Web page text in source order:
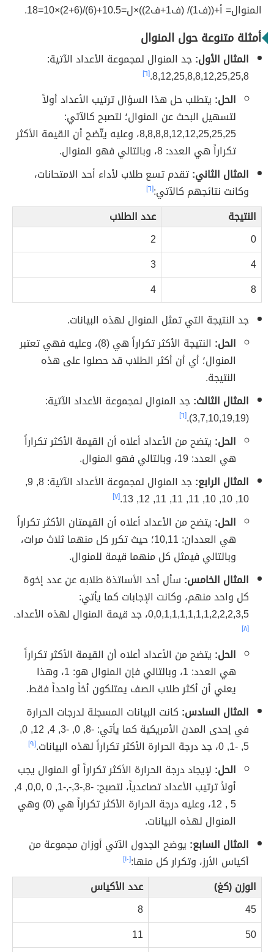
المنوال= أ+((ف1)/ (ف1+ف2))×ل=10.5+(6)/(6+2)×10=18.
أمثلة متنوعة حول المنوال
المثال الأول:جد المنوال لمجموعة الأعداد الآتية:
8,12,25,8,8,12,25,25,8.[٦]
الحل: يتطلب حل هذا السؤال ترتيب الأعداد أولاً
لتسهيل البحث عن المنوال؛ لتصبح كالآتي:
8,8,8,8,12,12,25,25,25، وعليه يتّضح أن القيمة الأكثر
تكراراً هي العدد: 8، وبالتالي فهو المنوال.
المثال الثاني:تقدم تسع طلاب لأداء أحد الامتحانات،
وكانت نتائجهم كالآتي:[٦]
النتيجة
عدد الطلاب
0
2
4
3
8
4
جد النتيجة التي تمثل المنوال لهذه البيانات.
الحل:
النتيجة الأكثر تكراراً هي (8)، وعليه فهي تعتبر
المنوال؛ أي أن أكثر الطلاب قد حصلوا على هذه
النتيجة.
المثال الثالث:جد المنوال لمجموعة الأعداد الآتية:
(3,7,10,19,19).
[٦]
الحل: يتضح من الأعداد أعلاه أن القيمة الأكثر تكراراً
هي العدد: 19، وبالتالي فهو المنوال.
المثال الرابع:
جد المنوال لمجموعة الأعداد الآتية: 8, 9,
10, 10, 10, 11, 11, 11, 12, 13.
[٧]
الحل: يتضح من الأعداد أعلاه أن القيمتان الأكثر تكراراً
هي العددان: 10,11؛ حيث تكرر كل منهما ثلاث مرات،
وبالتالي فيمثل كل منهما قيمة للمنوال.
المثال الخامس: سأل أحد الأساتذة طلابه عن عدد إخوة
كل واحد منهم، وكانت الإجابات كما يأتي:
0,0,1,1,1,1,1,1,2,2,2,3,5، جد قيمة المنوال لهذه الأعداد.
[٨]
الحل: يتضح من الأعداد أعلاه أن القيمة الأكثر تكراراً
هي العدد: 1، وبالتالي فإن المنوال هو: 1، وهذا
يعني أن أكثر طلاب الصف يمتلكون أخاً واحداً فقط.
المثال السادس: كانت البيانات المسجلة لدرجات الحرارة
في إحدى المدن الأمريكية كما يأتي: -8, 0, -3, 4, 12, 0,
5, -1, 0، جد درجة الحرارة الأكثر تكراراً لهذه البيانات.
[٩]
الحل: لإيجاد درجة الحرارة الأكثر تكراراً أو المنوال يجب
أولاً ترتيب الأعداد تصاعدياً، لتصبح: -8,-3,-,-1, 0 ,0,0, 4,
5 , 12، وعليه درجة الحرارة الأكثر تكراراً هي (0) وهي
المنوال لهذه البيانات.
المثال السابع: يوضح الجدول الآتي أوزان مجموعة من
أكياس الأرز، وتكرار كل منها:[١٠]
الوزن (كغ)
عدد الأكياس
45
8
50
11